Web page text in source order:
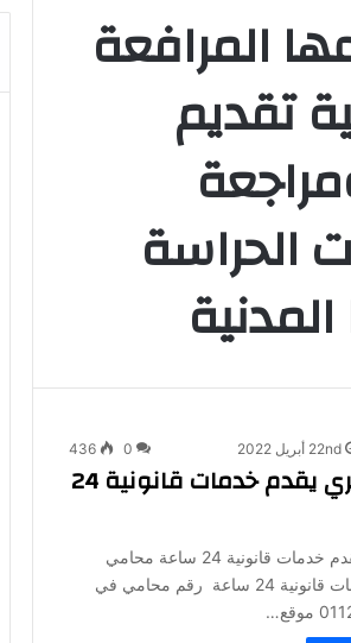
المرافعة
تقديم
الحراسة
22nd أبريل 2022 0
436
محامي مصري يقدم خدمات قانونية 24
محامي مصري يقدم خدمات قانونية 24 ساعة محامي
مصري يقدم خدمات قانونية 24 ساعة رقم محامي في